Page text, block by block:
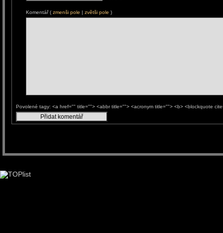
Komentář ( zmenši pole zvětši pole )
Povolené tagy: <a href="" title=""> <abbr title=""> <acronym title=""> <b> <blockquote